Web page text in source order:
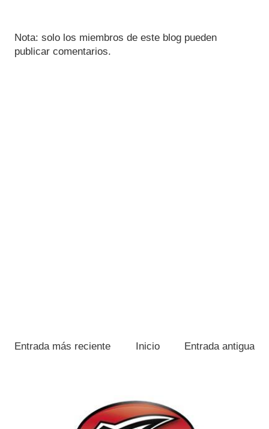
Nota: solo los miembros de este blog pueden
publicar comentarios.
Entrada más reciente Entrada antigua
Inicio